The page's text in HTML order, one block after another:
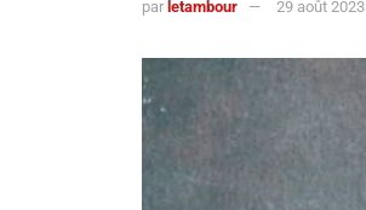
par letambour 29 août 2023